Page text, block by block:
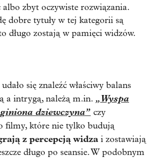
zbyt oczywiste rozwiązania.
dobre tytuły w tej kategorii są
długo zostają w pamięci widzów.
się znaleźć właściwy balans
a intrygą, należą m.in. „Wyspa
dziewczyna” czy
filmy, które nie tylko budują
z percepcją widza i zostawiają
długo po seansie. W podobnym